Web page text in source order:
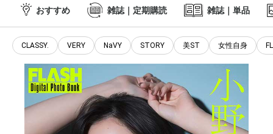
おすすめ 雑誌｜定期購読 雑誌｜単品
CLASSY. VERY NaVY STORY 美ST 女性自身